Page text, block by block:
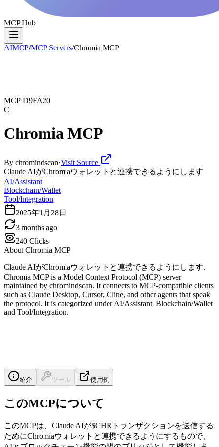
MCP Hub
AIMCP/MCP Servers/Chromia MCP
MCP·D9FA20
C
Chromia MCP
By chromindscan·Visit Source
Claude AIがChromiaウォレットと連携できるようにします
AI/Assistant
Blockchain/Wallet
Tool/Integration
2025年1月28日
3 months ago
240 Clicks
About Chromia MCP
Claude AIがChromiaウォレットと連携できるようにします.
Chromia MCP is a Model Context Protocol (MCP) server
maintained by chromindscan. It connects to MCP-compatible clients
such as Claude Desktop, Cursor, Cline, and other agents that speak
the protocol. It is categorized under AI/Assistant, Blockchain/Wallet
and Tool/Integration.
紹介 ツール 使用例
このMCPについて
このMCPは、Claude AIが$CHRトランザクションを送信する
ためにChromiaウォレットと連携できるようにするもので、